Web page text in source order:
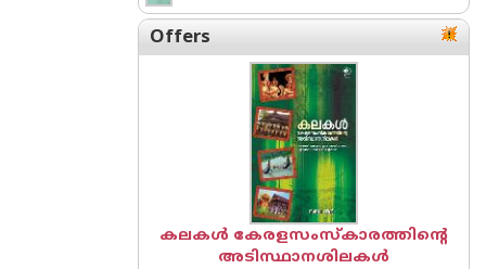
Offers
കലകൾ കേരളസംസ്കാരത്തിന്റെ
അടിസ്ഥാനശിലകൾ